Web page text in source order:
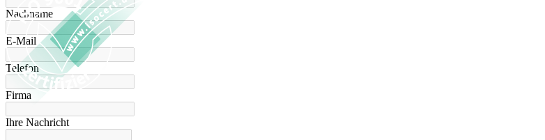
Nachname
E-Mail
Telefon
Firma
Ihre Nachricht